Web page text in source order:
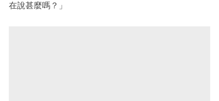
在說甚麼嗎？」